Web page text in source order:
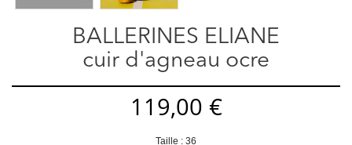
BALLERINES ELIANE
cuir d'agneau ocre
119,00 €
Taille : 36